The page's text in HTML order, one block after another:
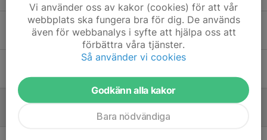
Inställd match
9 jun, 15:24 0
Match inställd
5 jun, 19:21 0
INFO
0
Vi använder oss av kakor (cookies) för att vår
webbplats ska fungera bra för dig. De används
även för webbanalys i syfte att hjälpa oss att
förbättra våra tjänster.
Så använder vi cookies
Godkänn alla kakor
Bara nödvändiga